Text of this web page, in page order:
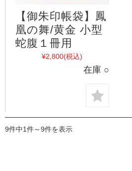
【御朱印帳袋】鳳
凰の舞/黄金 小型
蛇腹１冊用
¥2,800(税込)
在庫 ○
9件中1件～9件を表示